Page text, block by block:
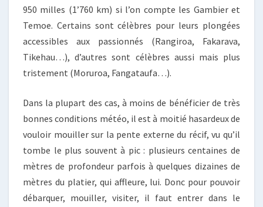
950 milles (1’760 km) si l’on compte les Gambier et
Temoe. Certains sont célèbres pour leurs plongées
accessibles aux passionnés (Rangiroa, Fakarava,
Tikehau…), d’autres sont célèbres aussi mais plus
tristement (Moruroa, Fangataufa…).
Dans la plupart des cas, à moins de bénéficier de très
bonnes conditions météo, il est à moitié hasardeux de
vouloir mouiller sur la pente externe du récif, vu qu’il
tombe le plus souvent à pic : plusieurs centaines de
mètres de profondeur parfois à quelques dizaines de
mètres du platier, qui affleure, lui. Donc pour pouvoir
débarquer, mouiller, visiter, il faut entrer dans le